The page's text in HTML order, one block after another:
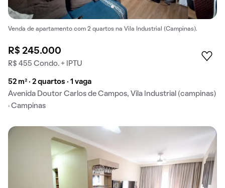
Venda de apartamento com 2 quartos na Vila Industrial (Campinas).
R$ 245.000
R$ 455 Condo. + IPTU
52 m² · 2 quartos · 1 vaga
Avenida Doutor Carlos de Campos, Vila Industrial (campinas)
· Campinas